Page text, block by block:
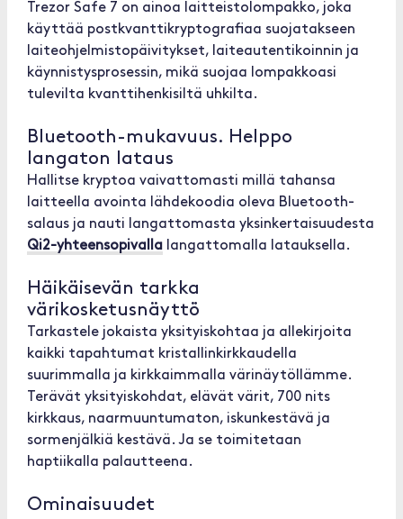
Trezor Safe 7 on ainoa laitteistolompakko, joka
käyttää postkvanttikryptografiaa suojatakseen
laiteohjelmistopäivitykset, laiteautentikoinnin ja
käynnistysprosessin, mikä suojaa lompakkoasi
tulevilta kvanttihenkisiltä uhkilta.
Bluetooth-mukavuus. Helppo
langaton lataus
Hallitse kryptoa vaivattomasti millä tahansa
laitteella avointa lähdekoodia oleva Bluetooth-
salaus ja nauti langattomasta yksinkertaisuudesta
Qi2-yhteensopivalla langattomalla latauksella.
Häikäisevän tarkka
värikosketusnäyttö
Tarkastele jokaista yksityiskohtaa ja allekirjoita
kaikki tapahtumat kristallinkirkkaudella
suurimmalla ja kirkkaimmalla värinäytöllämme.
Terävät yksityiskohdat, elävät värit, 700 nits
kirkkaus, naarmuuntumaton, iskunkestävä ja
sormenjälkiä kestävä. Ja se toimitetaan
haptiikalla palautteena.
Ominaisuudet